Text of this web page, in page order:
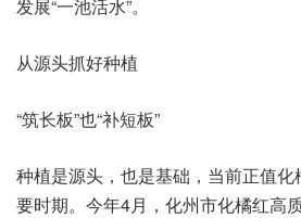
发展“一池活水”。
从源头抓好种植
“筑长板”也“补短板”
种植是源头，也是基础，当前正值
要时期。今年4月，化州市化橘红高